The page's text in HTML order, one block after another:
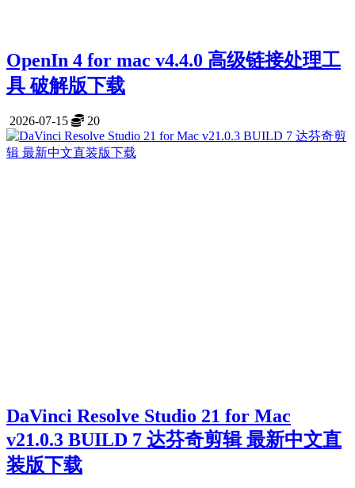
OpenIn 4 for mac v4.4.0 高级链接处理工
具 破解版下载
2026-07-15 20
DaVinci Resolve Studio 21 for Mac
v21.0.3 BUILD 7 达芬奇剪辑 最新中文直
装版下载